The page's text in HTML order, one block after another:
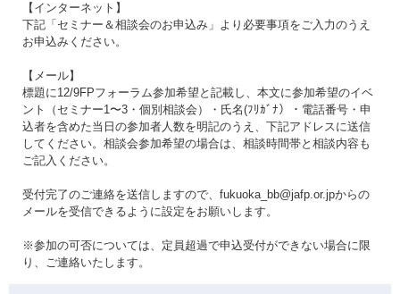
【インターネット】
下記「セミナー＆相談会のお申込み」より必要事項をご入力のうえ
お申込みください。
【メール】
標題に12/9FPフォーラム参加希望と記載し、本文に参加希望のイベ
ント（セミナー1〜3・個別相談会）・氏名(ﾌﾘｶﾞﾅ）・電話番号・申
込者を含めた当日の参加者人数を明記のうえ、下記アドレスに送信
してください。相談会参加希望の場合は、相談時間帯と相談内容も
ご記入ください。
受付完了のご連絡を送信しますので、fukuoka_bb@jafp.or.jpからの
メールを受信できるように設定をお願いします。
※参加の可否については、定員超過で申込受付ができない場合に限
り、ご連絡いたします。